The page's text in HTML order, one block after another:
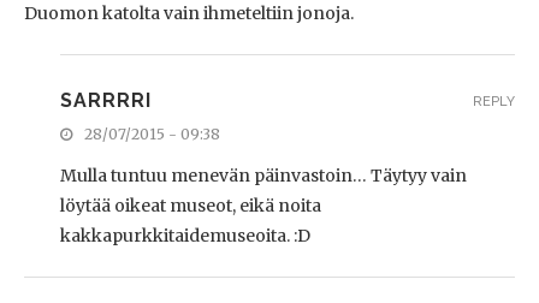
Duomon katolta vain ihmeteltiin jonoja.
SARRRRI
28/07/2015 - 09:38
Mulla tuntuu menevän päinvastoin… Täytyy vain
löytää oikeat museot, eikä noita
kakkapurkkitaidemuseoita. :D
REPLY